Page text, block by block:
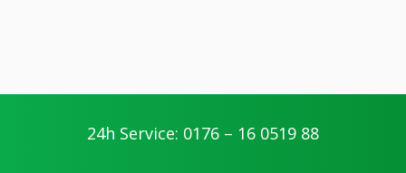
24h Service: 0176 – 16 0519 88